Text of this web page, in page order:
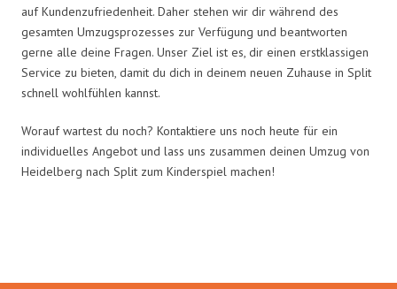
auf Kundenzufriedenheit. Daher stehen wir dir während des
gesamten Umzugsprozesses zur Verfügung und beantworten
gerne alle deine Fragen. Unser Ziel ist es, dir einen erstklassigen
Service zu bieten, damit du dich in deinem neuen Zuhause in Split
schnell wohlfühlen kannst.
Worauf wartest du noch? Kontaktiere uns noch heute für ein
individuelles Angebot und lass uns zusammen deinen Umzug von
Heidelberg nach Split zum Kinderspiel machen!